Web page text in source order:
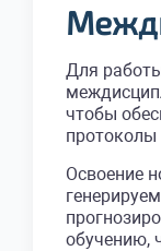
Для
чтобы
Освоение
обучению,